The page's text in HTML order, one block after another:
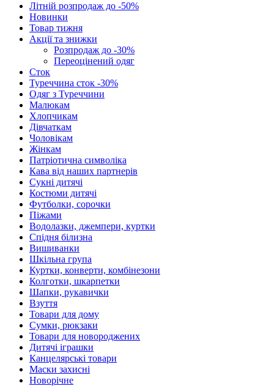
Літній розпродаж до -50%
Новинки
Товар тижня
Акції та знижки
Розпродаж до -30%
Переоцінений одяг
Сток
Туреччина сток -30%
Одяг з Туреччини
Малюкам
Хлопчикам
Дівчаткам
Чоловікам
Жінкам
Патріотична символіка
Кава від наших партнерів
Сукні дитячі
Костюми дитячі
Футболки, сорочки
Піжами
Водолазки, джемпери, куртки
Спідня білизна
Вишиванки
Шкільна група
Куртки, конверти, комбінезони
Колготки, шкарпетки
Шапки, рукавички
Взуття
Товари для дому
Сумки, рюкзаки
Товари для новороджених
Дитячі іграшки
Канцелярські товари
Маски захисні
Новорічне